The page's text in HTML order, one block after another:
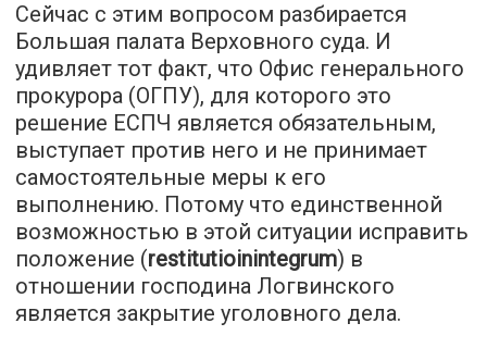
Сейчас с этим вопросом разбирается
Большая палата Верховного суда. И
удивляет тот факт, что Офис генерального
прокурора (ОГПУ), для которого это
решение ЕСПЧ является обязательным,
выступает против него и не принимает
самостоятельные меры к его
выполнению. Потому что единственной
возможностью в этой ситуации исправить
положение (restitutioinintegrum) в
отношении господина Логвинского
является закрытие уголовного дела.